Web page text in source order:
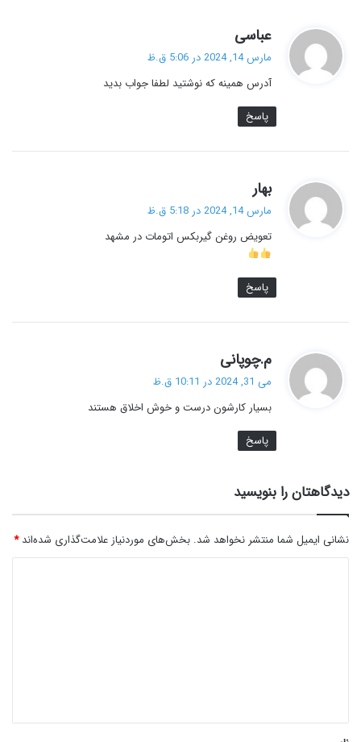
عباسی
ف
:
مارس 14, 2024 در 5:06 ق.ظ
آدرس همینه که نوشتید لطفا جواب بدید
پاسخ
بهار
ف
ت
:
مارس 14, 2024 در 5:18 ق.ظ
تعویض روغن گیربکس اتومات در مشهد
پاسخ
م.چوپانی
ف
:
می 31, 2024 در 10:11 ق.ظ
بسیار کارشون درست و خوش اخلاق هستند
پاسخ
دیدگاهتان را بنویسید
نشانی ایمیل شما منتشر نخواهد شد. بخش‌های موردنیاز علامت‌گذاری شده‌اند*